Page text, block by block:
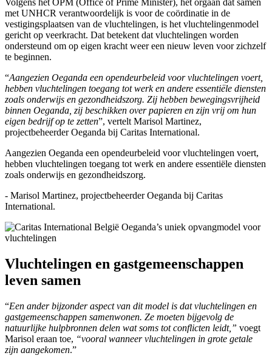
Volgens het OPM (Office of Prime Minister), het orgaan dat samen
met UNHCR verantwoordelijk is voor de coördinatie in de
vestigingsplaatsen van de vluchtelingen, is het vluchtelingenmodel
gericht op veerkracht. Dat betekent dat vluchtelingen worden
ondersteund om op eigen kracht weer een nieuw leven voor zichzelf
te beginnen.
“Aangezien Oeganda een opendeurbeleid voor vluchtelingen voert,
hebben vluchtelingen toegang tot werk en andere essentiële diensten
zoals onderwijs en gezondheidszorg. Zij hebben bewegingsvrijheid
binnen Oeganda, zij beschikken over papieren en zijn vrij om hun
eigen bedrijf op te zetten”, vertelt Marisol Martinez,
projectbeheerder Oeganda bij Caritas International.
Aangezien Oeganda een opendeurbeleid voor vluchtelingen voert,
hebben vluchtelingen toegang tot werk en andere essentiële diensten
zoals onderwijs en gezondheidszorg.
- Marisol Martinez, projectbeheerder Oeganda bij Caritas
International.
Vluchtelingen en gastgemeenschappen
leven samen
“Een ander bijzonder aspect van dit model is dat vluchtelingen en
gastgemeenschappen samenwonen. Ze moeten bijgevolg de
natuurlijke hulpbronnen delen wat soms tot conflicten leidt,” voegt
Marisol eraan toe, “vooral wanneer vluchtelingen in grote getale
zijn aangekomen.”